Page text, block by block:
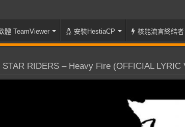
體 TeamViewer 安裝HestiaCP 核能流言終結者
STAR RIDERS – Heavy Fire (OFFICIAL LYRIC